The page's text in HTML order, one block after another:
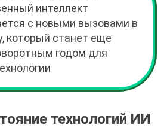
интеллект
с новыми вызовами в
который станет еще
годом для
технологий ИИ